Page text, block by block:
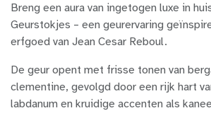
Breng een aura van ingetogen luxe in
Geurstokjes – een geurervaring
erfgoed van Jean Cesar Reboul.
De geur opent met frisse tonen van
clementine, gevolgd door een rijk hart
labdanum en kruidige accenten als